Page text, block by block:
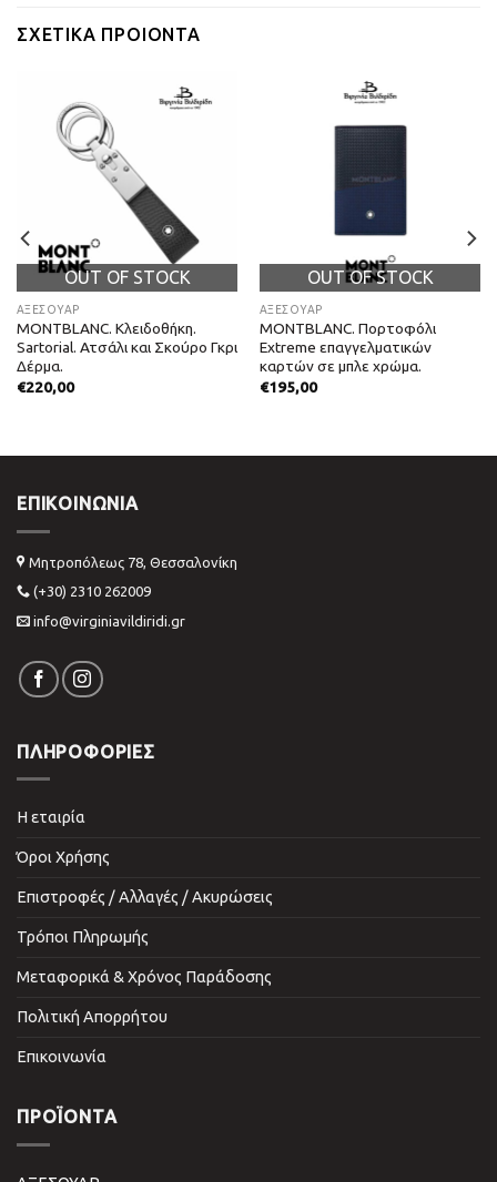
ΣΧΕΤΙΚΆ ΠΡΟΙΌΝΤΑ
OUT OF STOCK
ΑΞΕΣΟΥΑΡ
MONTBLANC. Κλειδοθήκη.
Sartorial. Ατσάλι και Σκούρο Γκρι
Δέρμα.
€220,00
OUT OF STOCK
ΑΞΕΣΟΥΑΡ
MONTBLANC. Πορτοφόλι
Extreme επαγγελματικών
καρτών σε μπλε χρώμα.
€195,00
ΕΠΙΚΟΙΝΩΝΊΑ
Μητροπόλεως 78, Θεσσαλονίκη
(+30) 2310 262009
info@virginiavildiridi.gr
ΠΛΗΡΟΦΟΡΙΕΣ
Η εταιρία
Όροι Χρήσης
Επιστροφές / Αλλαγές / Ακυρώσεις
Τρόποι Πληρωμής
Μεταφορικά & Χρόνος Παράδοσης
Πολιτική Απορρήτου
Επικοινωνία
ΠΡΟΪΌΝΤΑ